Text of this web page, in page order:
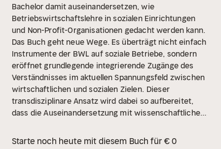
Bachelor damit auseinandersetzen, wie
Betriebswirtschaftslehre in sozialen Einrichtungen
und Non-Profit-Organisationen gedacht werden kann.
Das Buch geht neue Wege. Es überträgt nicht einfach
Instrumente der BWL auf soziale Betriebe, sondern
eröffnet grundlegende integrierende Zugänge des
Verständnisses im aktuellen Spannungsfeld zwischen
wirtschaftlichen und sozialen Zielen. Dieser
transdisziplinare Ansatz wird dabei so aufbereitet,
dass die Auseinandersetzung mit wissenschaftlichen
Zahlreiche Übungsaufgaben und Beispiele erleichtern
Starte noch heute mit diesem Buch für € 0